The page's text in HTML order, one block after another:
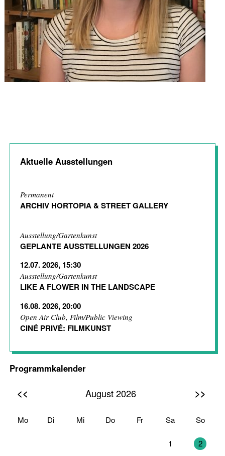
Aktuelle Ausstellungen
Permanent
ARCHIV HORTOPIA & STREET GALLERY
Ausstellung/Gartenkunst
GEPLANTE AUSSTELLUNGEN 2026
12.07. 2026, 15:30
Ausstellung/Gartenkunst
LIKE A FLOWER IN THE LANDSCAPE
16.08. 2026, 20:00
Open Air Club, Film/Public Viewing
CINÉ PRIVÉ: FILMKUNST
Programmkalender
<< August 2026 >>
Mo Di Mi Do Fr Sa So
1 2